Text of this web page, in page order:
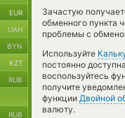
Зачастую
обменного пункта
проблемы с
Используйте
постоянно
воспользуйтесь
получите
функции Двойной
валюту.
EUR
UAH
BYN
KZT
RUB
RUB